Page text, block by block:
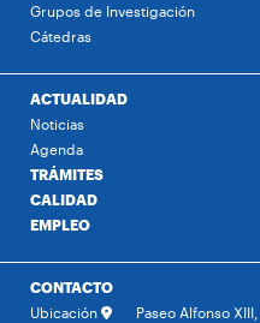
Grupos de Investigación
Cátedras
ACTUALIDAD
Noticias
Agenda
TRÁMITES
CALIDAD
EMPLEO
CONTACTO
Ubicación
Paseo Alfonso XIII,